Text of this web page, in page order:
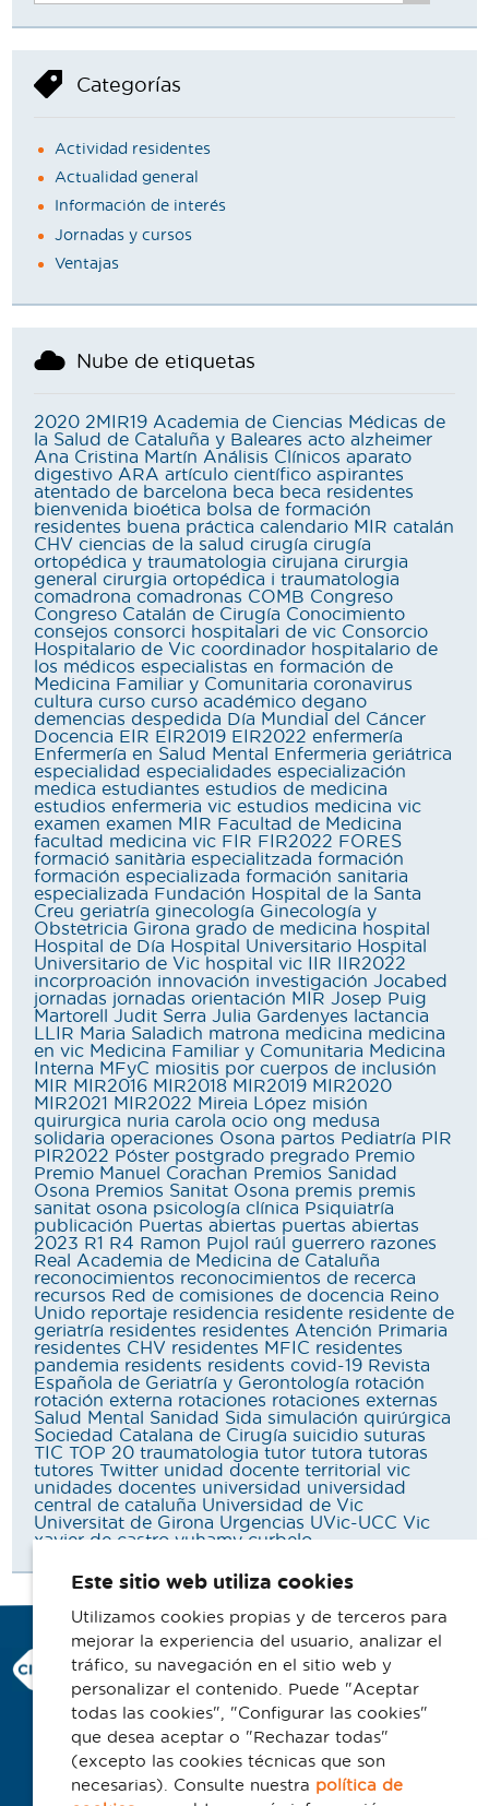
Categorías
Actividad residentes
Actualidad general
Información de interés
Jornadas y cursos
Ventajas
Nube de etiquetas
2020 2MIR19 Academia de Ciencias Médicas de
la Salud de Cataluña y Baleares acto alzheimer
Ana Cristina Martín Análisis Clínicos aparato
digestivo ARA artículo científico aspirantes
atentado de barcelona beca beca residentes
bienvenida bioética bolsa de formación
residentes buena práctica calendario MIR catalán
CHV ciencias de la salud cirugía cirugía
ortopédica y traumatologia cirujana cirurgia
general
cirurgia ortopédica i traumatologia
comadrona comadronas COMB Congreso
Congreso Catalán de Cirugía Conocimiento
consejos consorci hospitalari de vic Consorcio
Hospitalario de Vic coordinador hospitalario de
los médicos especialistas en formación de
Medicina Familiar y Comunitaria coronavirus
cultura curso curso académico degano
demencias despedida Día Mundial del Cáncer
Docencia EIR EIR2019 EIR2022 enfermería
Enfermería en Salud Mental
Enfermeria geriátrica
especialidad especialidades especialización
medica estudiantes estudios de medicina
estudios enfermeria vic estudios medicina vic
examen examen MIR Facultad de Medicina
facultad medicina vic FIR FIR2022 FORES
formació sanitària especialitzada formación
formación especializada formación sanitaria
especializada Fundación Hospital de la Santa
Creu geriatría ginecología Ginecología y
Obstetricia Girona grado de medicina hospital
Hospital de Día Hospital Universitario Hospital
Universitario de Vic hospital vic IIR
IIR2022
incorproación innovación investigación Jocabed
jornadas jornadas orientación MIR Josep Puig
Martorell
Judit Serra Julia Gardenyes
lactancia
LLIR Maria Saladich matrona medicina medicina
en vic Medicina Familiar y Comunitaria Medicina
Interna MFyC miositis por cuerpos de inclusión
MIR MIR2016 MIR2018 MIR2019 MIR2020
MIR2021
MIR2022 Mireia López misión
quirurgica nuria carola ocio ong medusa
solidaria operaciones Osona partos Pediatría PIR
PIR2022 Póster postgrado pregrado Premio
Premio Manuel Corachan Premios Sanidad
Osona Premios Sanitat Osona premis premis
sanitat osona psicología clínica Psiquiatría
publicación Puertas abiertas puertas abiertas
2023 R1 R4 Ramon Pujol raúl guerrero razones
Real Academia de Medicina de Cataluña
reconocimientos reconocimientos de recerca
recursos Red de comisiones de docencia Reino
Unido reportaje residencia residente residente de
geriatría residentes residentes Atención Primaria
residentes CHV residentes MFIC residentes
pandemia residents residents covid-19 Revista
Española de Geriatría y Gerontología rotación
rotación externa rotaciones rotaciones externas
Salud Mental
Sanidad Sida simulación quirúrgica
Sociedad Catalana de Cirugía suicidio suturas
TIC TOP 20 traumatologia tutor tutora tutoras
tutores Twitter unidad docente territorial vic
unidades docentes universidad universidad
central de cataluña Universidad de Vic
Universitat de Girona Urgencias UVic-UCC Vic
xavier de castro yuhamy curbelo
Consorci Hospitalari de Vic
Carrer Francesc Pla 'El Vigatà', 1
08500 Vic
Telefono 93 702 77 16
Contacto
Aviso legal
Este sitio web utiliza cookies
Utilizamos cookies propias y de terceros para
mejorar la experiencia del usuario, analizar el
tráfico, su navegación en el sitio web y
personalizar el contenido. Puede "Aceptar
todas las cookies", "Configurar las cookies"
que desea aceptar o "Rechazar todas"
(excepto las cookies técnicas que son
necesarias). Consulte nuestra política de